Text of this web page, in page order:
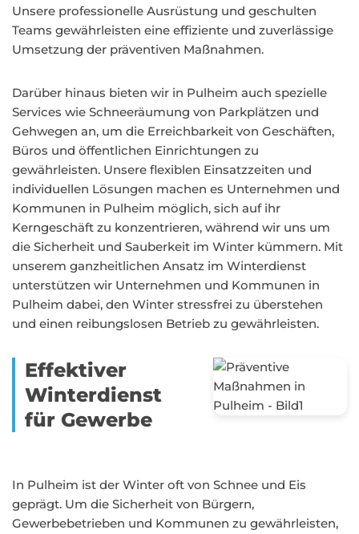
Unsere professionelle Ausrüstung und geschulten
Teams gewährleisten eine effiziente und zuverlässige
Umsetzung der präventiven Maßnahmen.
Darüber hinaus bieten wir in Pulheim auch spezielle
Services wie Schneeräumung von Parkplätzen und
Gehwegen an, um die Erreichbarkeit von Geschäften,
Büros und öffentlichen Einrichtungen zu
gewährleisten. Unsere flexiblen Einsatzzeiten und
individuellen Lösungen machen es Unternehmen und
Kommunen in Pulheim möglich, sich auf ihr
Kerngeschäft zu konzentrieren, während wir uns um
die Sicherheit und Sauberkeit im Winter kümmern. Mit
unserem ganzheitlichen Ansatz im Winterdienst
unterstützen wir Unternehmen und Kommunen in
Pulheim dabei, den Winter stressfrei zu überstehen
und einen reibungslosen Betrieb zu gewährleisten.
Effektiver
Winterdienst
für Gewerbe
In Pulheim ist der Winter oft von Schnee und Eis
geprägt. Um die Sicherheit von Bürgern,
Gewerbebetrieben und Kommunen zu gewährleisten,